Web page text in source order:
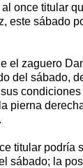
once titular
este sábado
el zaguero
del sábado,
pierna
titular podría
sábado; la